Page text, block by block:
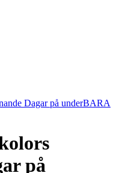
Dagar på underBARA
på